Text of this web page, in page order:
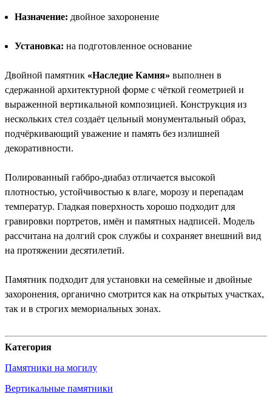
Назначение: двойное захоронение
Установка: на подготовленное основание
Двойной памятник «Наследие Камня» выполнен в
сдержанной архитектурной форме с чёткой геометрией и
выраженной вертикальной композицией. Конструкция из
нескольких стел создаёт цельный монументальный образ,
подчёркивающий уважение и память без излишней
декоративности.
Полированный габбро-диабаз отличается высокой
плотностью, устойчивостью к влаге, морозу и перепадам
температур. Гладкая поверхность хорошо подходит для
гравировки портретов, имён и памятных надписей. Модель
рассчитана на долгий срок службы и сохраняет внешний вид
на протяжении десятилетий.
Памятник подходит для установки на семейные и двойные
захоронения, органично смотрится как на открытых участках,
так и в строгих мемориальных зонах.
Категория
Памятники на могилу
Вертикальные памятники